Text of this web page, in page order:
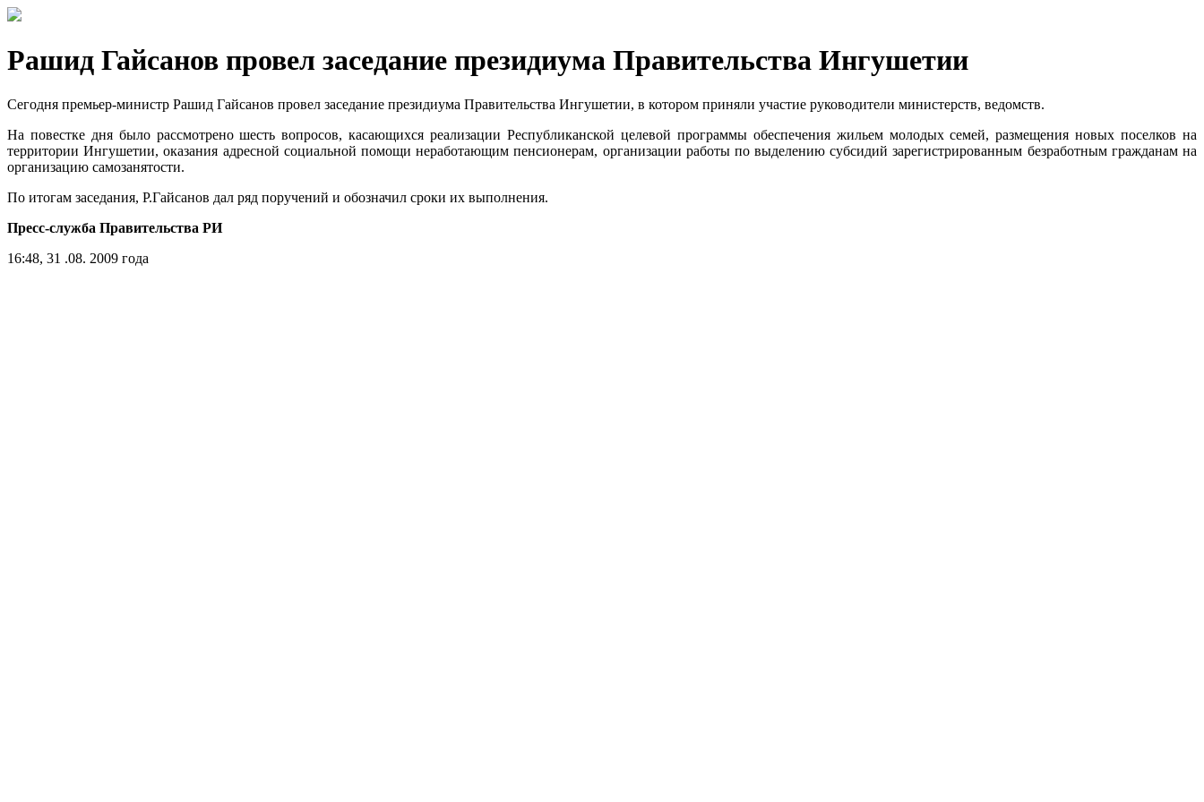
Рашид Гайсанов провел заседание президиума Правительства Ингушетии
Сегодня премьер-министр Рашид Гайсанов провел заседание президиума Правительства Ингушетии, в котором приняли участие руководители министерств, ведомств.
На повестке дня было рассмотрено шесть вопросов, касающихся реализации Республиканской целевой программы обеспечения жильем молодых семей, размещения новых поселков на
территории Ингушетии, оказания адресной социальной помощи неработающим пенсионерам, организации работы по выделению субсидий зарегистрированным безработным гражданам на
организацию самозанятости.
По итогам заседания, Р.Гайсанов дал ряд поручений и обозначил сроки их выполнения.
Пресс-служба Правительства РИ
16:48, 31 .08. 2009 года